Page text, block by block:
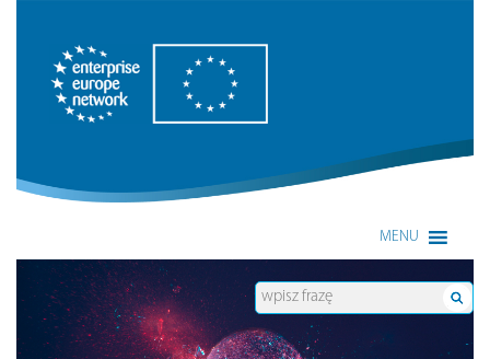
Enterprise Europe Network
MENU